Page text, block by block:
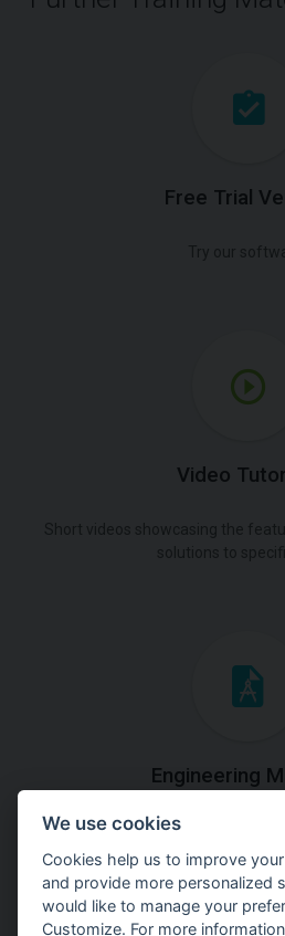
Free Trial
Video
Engineering
Step by steps
to solve a
We use cookies
Cookies help us to improve
and provide more personalized
would like to manage your
Customize. For more